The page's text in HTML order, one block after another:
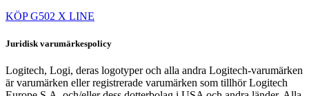
KÖP G502 X LINE
Juridisk varumärkespolicy
Logitech, Logi, deras logotyper och alla andra Logitech-varumärken
är varumärken eller registrerade varumärken som tillhör Logitech